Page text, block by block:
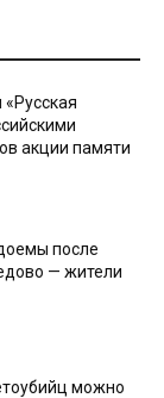
акции памяти
после
— жители
можно